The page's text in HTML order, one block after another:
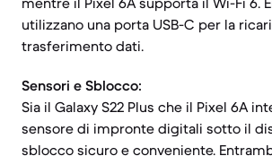
utilizzano una porta USB-C per la
trasferimento dati.
Sensori e Sblocco:
Sia il Galaxy S22 Plus che il Pixel 6A
sensore di impronte digitali sotto il
sblocco sicuro e conveniente.